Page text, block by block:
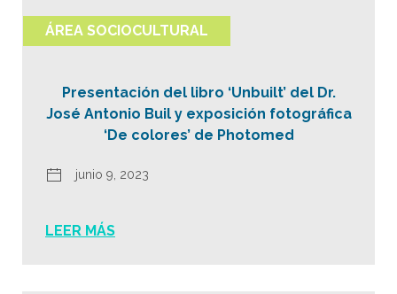
ÁREA SOCIOCULTURAL
Presentación del libro ‘Unbuilt’ del Dr.
José Antonio Buil y exposición fotográfica
‘De colores’ de Photomed
junio 9, 2023
LEER MÁS